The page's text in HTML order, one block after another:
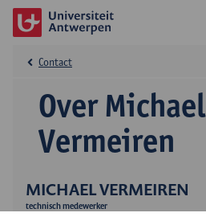
MICHAEL VERMEIREN
technisch medewerker
Over Michael
Vermeiren
Contact